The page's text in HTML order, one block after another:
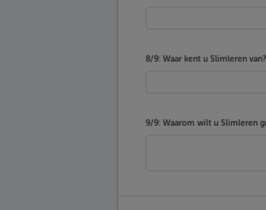
8/9: Waar kent u Slimleren van?
9/9: Waarom wilt u Slimleren